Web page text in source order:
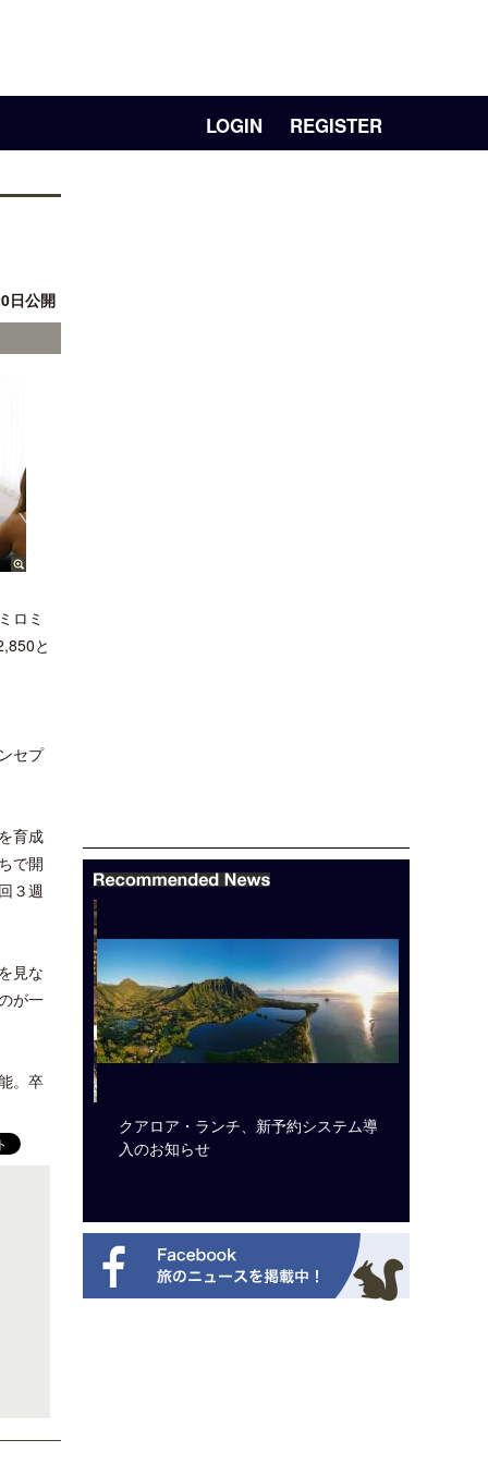
LOGIN REGISTER
日公開
ロミ
と
セプ
育成
で開
３週
見な
が一
。卒
紹介
クアロア・ランチ、新予約システム導
入のお知らせ